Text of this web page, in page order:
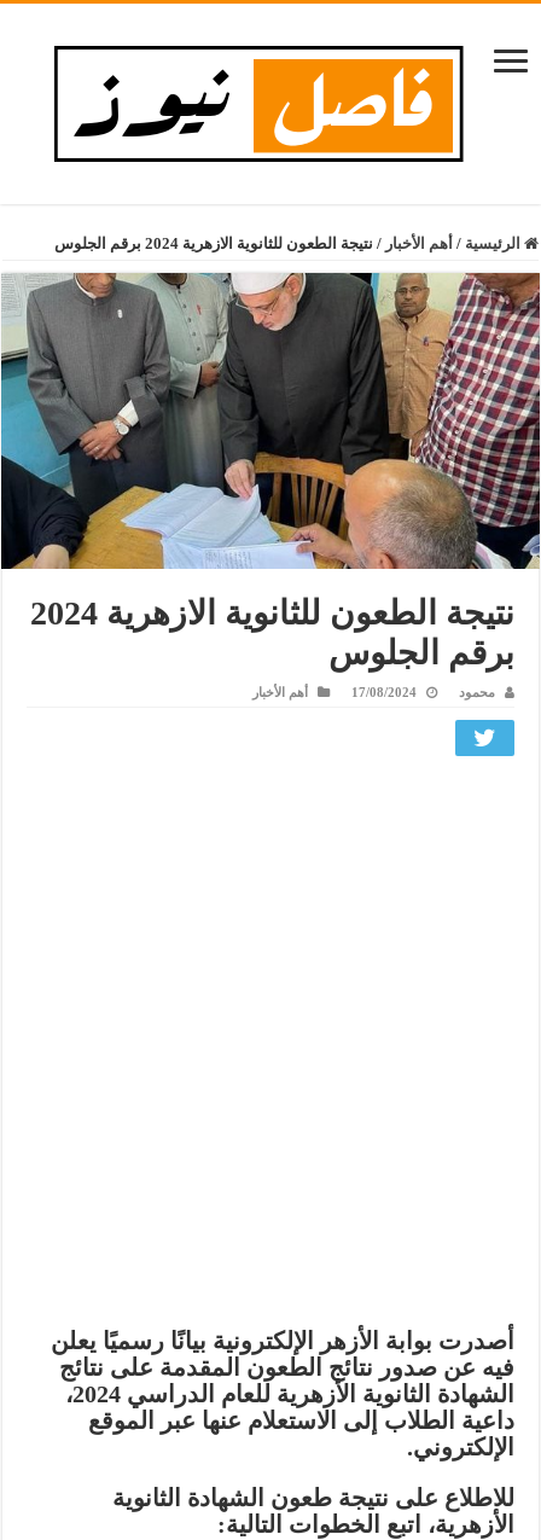
الرئيسية / أهم الأخبار / نتيجة الطعون للثانوية الازهرية 2024 برقم الجلوس
نتيجة الطعون للثانوية الازهرية 2024
برقم الجلوس
محمود 17/08/2024 أهم الأخبار
أصدرت بوابة الأزهر الإلكترونية بيانًا رسميًا يعلن
فيه عن صدور نتائج الطعون المقدمة على نتائج
الشهادة الثانوية الأزهرية للعام الدراسي 2024،
داعية الطلاب إلى الاستعلام عنها عبر الموقع
الإلكتروني.
للاطلاع على نتيجة طعون الشهادة الثانوية
الأزهرية، اتبع الخطوات التالية: